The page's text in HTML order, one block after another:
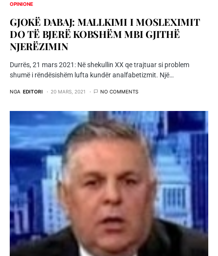
OPINIONE
GJOKË DABAJ: MALLKIMI I MOSLEXIMIT
DO TË BJERË KOBSHËM MBI GJITHË
NJERËZIMIN
Durrës, 21 mars 2021: Në shekullin XX qe trajtuar si problem
shumë i rëndësishëm lufta kundër analfabetizmit. Një…
NGA EDITORI 20 MARS, 2021 NO COMMENTS